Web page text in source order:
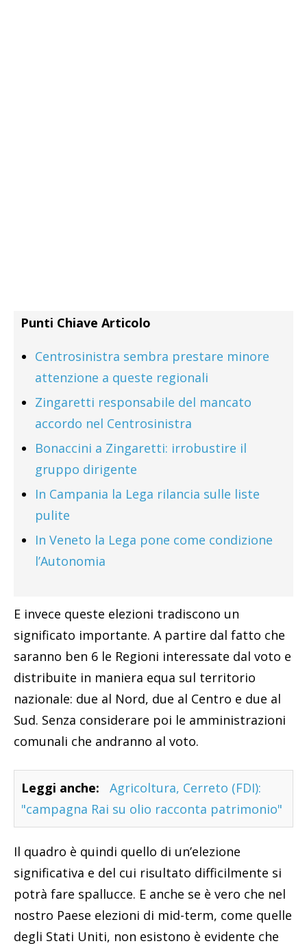
Punti Chiave Articolo
Centrosinistra sembra prestare minore
attenzione a queste regionali
Zingaretti responsabile del mancato
accordo nel Centrosinistra
Bonaccini a Zingaretti: irrobustire il
gruppo dirigente
In Campania la Lega rilancia sulle liste
pulite
In Veneto la Lega pone come condizione
l’Autonomia
E invece queste elezioni tradiscono un
significato importante. A partire dal fatto che
saranno ben 6 le Regioni interessate dal voto e
distribuite in maniera equa sul territorio
nazionale: due al Nord, due al Centro e due al
Sud. Senza considerare poi le amministrazioni
comunali che andranno al voto.
Leggi anche:
Agricoltura, Cerreto (FDI):
"campagna Rai su olio racconta patrimonio"
Il quadro è quindi quello di un’elezione
significativa e del cui risultato difficilmente si
potrà fare spallucce. E anche se è vero che nel
nostro Paese elezioni di mid-term, come quelle
degli Stati Uniti, non esistono è evidente che